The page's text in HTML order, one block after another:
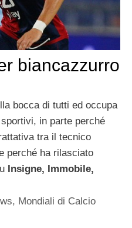
biancazzurro
bocca di tutti ed occupa
in parte perché
tra il tecnico
perché ha rilasciato
Insigne, Immobile,
, Mondiali di Calcio